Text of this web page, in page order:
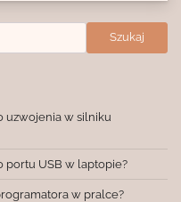
Szukaj
uzwojenia w silniku
portu USB w laptopie?
w pralce?